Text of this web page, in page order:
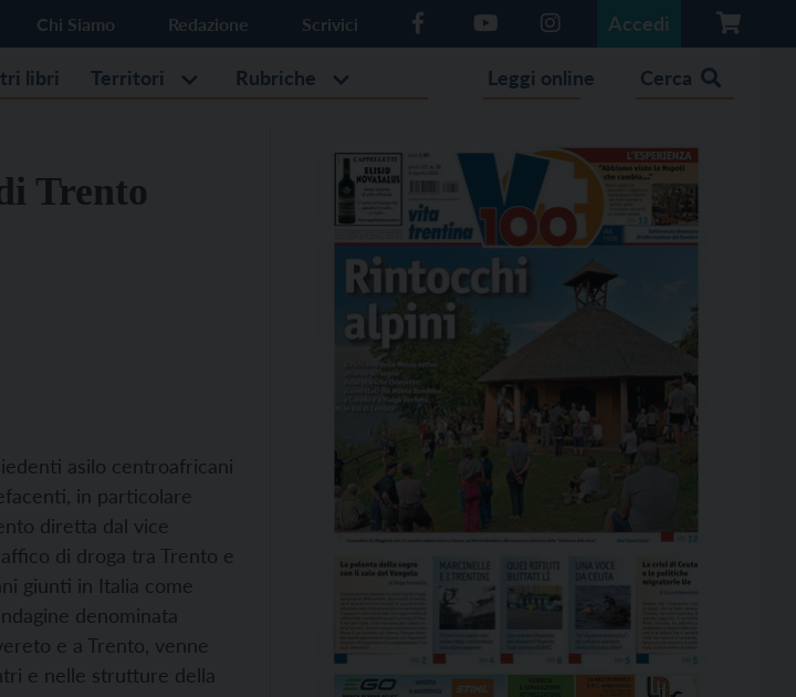
Chi Siamo Redazione Scrivici Accedi
libri Territori Rubriche Leggi online Cerca
Trento
asilo centroafricani
in particolare
diretta dal vice
di droga tra Trento e
giunti in Italia come
denominata
e a Trento, venne
e nelle strutture della